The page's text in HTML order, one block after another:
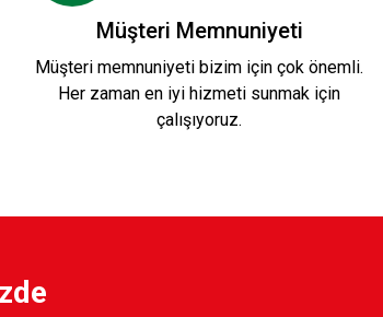
YEŞİL Ç,Müşteri Memnuniyeti
Müşteri memnuniyeti bizim için çok önemli.
Her zaman en iyi hizmeti sunmak için
çalışıyoruz.